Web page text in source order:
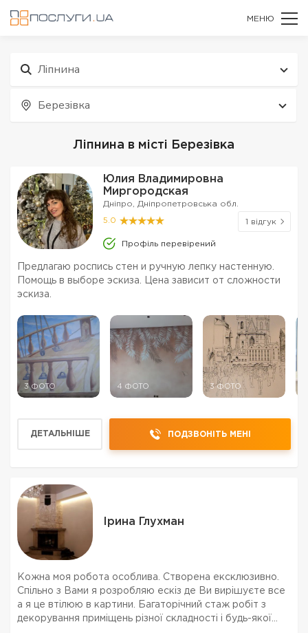
МЕНЮ
Ліпнина
Березівка
Ліпнина в місті Березівка
Юлия Владимировна
Миргородская
Дніпро, Дніпропетровська обл.
5.0 1 відгук
Профіль перевірений
Предлагаю роспись стен и ручную лепку настенную.
Помощь в выборе эскиза. Цена зависит от сложности
эскиза.
3 ФОТО 4 ФОТО 3 ФОТО
ДЕТАЛЬНІШЕ ПОДЗВОНІТЬ МЕНІ
Ірина Глухман
Кожна моя робота особлива. Створена ексклюзивно.
Спільно з Вами я розробляю ескіз де Ви вирішуєте все
а я це втілюю в картини. Багаторічний стаж робіт з
декорування приміщень різної складності і будь-якої